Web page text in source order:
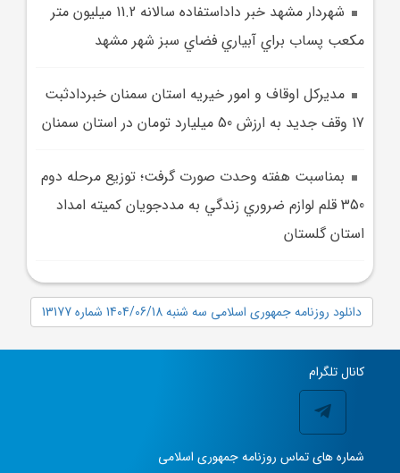
شهردار مشهد خبر داداستفاده سالانه 11.2 ميليون متر
مکعب پساب براي آبياري فضاي سبز شهر مشهد
مديرکل اوقاف و امور خيريه استان سمنان خبردادثبت
17 وقف جديد به ارزش 50 ميليارد تومان در استان سمنان
بمناسبت هفته وحدت صورت گرفت؛ توزيع مرحله دوم
350 قلم لوازم ضروري زندگي به مددجويان کميته امداد
استان گلستان
دانلود روزنامه جمهوری اسلامی سه شنبه 1404/06/18 شماره 13177
کانال تلگرام
شماره های تماس روزنامه جمهوری اسلامی